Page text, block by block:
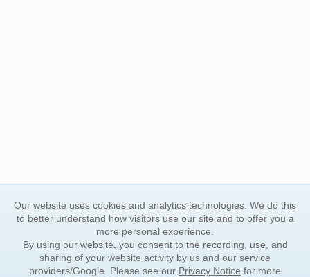
Our website uses cookies and analytics technologies. We do this
to better understand how visitors use our site and to offer you a
more personal experience.
By using our website, you consent to the recording, use, and
sharing of your website activity by us and our service
providers/Google. Please see our Privacy Notice for more